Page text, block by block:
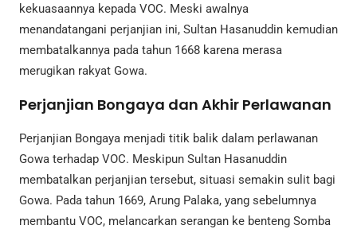
kekuasaannya kepada VOC. Meski awalnya
menandatangani perjanjian ini, Sultan Hasanuddin kemudian
membatalkannya pada tahun 1668 karena merasa
merugikan rakyat Gowa.
Perjanjian Bongaya dan Akhir Perlawanan
Perjanjian Bongaya menjadi titik balik dalam perlawanan
Gowa terhadap VOC. Meskipun Sultan Hasanuddin
membatalkan perjanjian tersebut, situasi semakin sulit bagi
Gowa. Pada tahun 1669, Arung Palaka, yang sebelumnya
membantu VOC, melancarkan serangan ke benteng Somba